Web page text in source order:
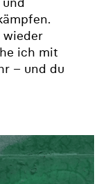
wieder
ich mit
– und du